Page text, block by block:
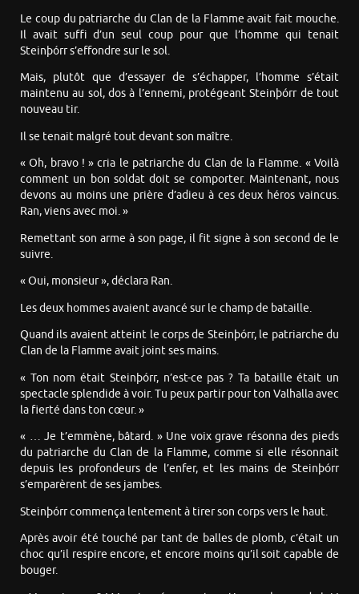
Le coup du patriarche du Clan de la Flamme avait fait mouche.
Il avait suffi d’un seul coup pour que l’homme qui tenait
Steinþórr s’effondre sur le sol.
Mais, plutôt que d’essayer de s’échapper, l’homme s’était
maintenu au sol, dos à l’ennemi, protégeant Steinþórr de tout
nouveau tir.
Il se tenait malgré tout devant son maître.
« Oh, bravo ! » cria le patriarche du Clan de la Flamme. « Voilà
comment un bon soldat doit se comporter. Maintenant, nous
devons au moins une prière d’adieu à ces deux héros vaincus.
Ran, viens avec moi. »
Remettant son arme à son page, il fit signe à son second de le
suivre.
« Oui, monsieur », déclara Ran.
Les deux hommes avaient avancé sur le champ de bataille.
Quand ils avaient atteint le corps de Steinþórr, le patriarche du
Clan de la Flamme avait joint ses mains.
« Ton nom était Steinþórr, n’est-ce pas ? Ta bataille était un
spectacle splendide à voir. Tu peux partir pour ton Valhalla avec
la fierté dans ton cœur. »
« … Je t’emmène, bâtard. » Une voix grave résonna des pieds
du patriarche du Clan de la Flamme, comme si elle résonnait
depuis les profondeurs de l’enfer, et les mains de Steinþórr
s’emparèrent de ses jambes.
Steinþórr commença lentement à tirer son corps vers le haut.
Après avoir été touché par tant de balles de plomb, c’était un
choc qu’il respire encore, et encore moins qu’il soit capable de
bouger.